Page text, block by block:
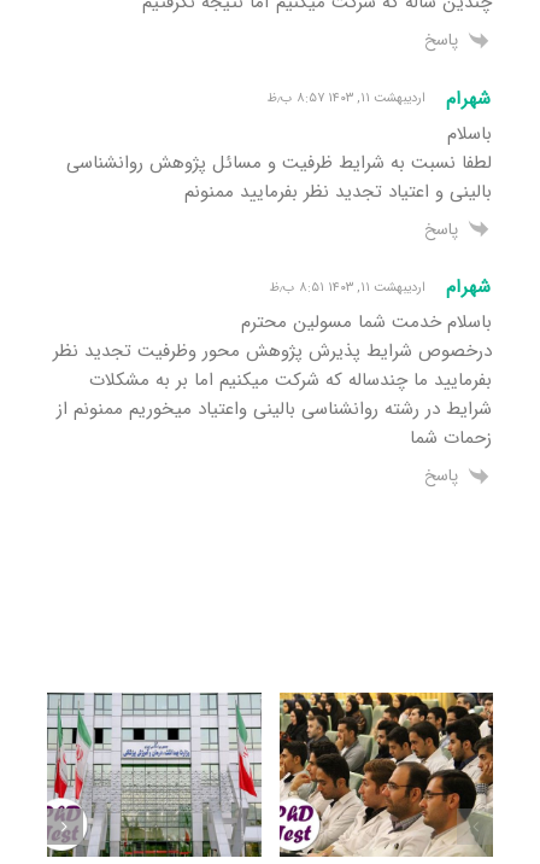
پاسخ
شهرام اردیبهشت ۱۱, ۱۴۰۳ ۸:۵۷ ب٫ظ
باسلام
لطفا نسبت به شرایط ظرفیت و مسائل پژوهش روانشناسی
بالینی و اعتیاد تجدید نظر بفرمایید ممنونم
پاسخ
شهرام اردیبهشت ۱۱, ۱۴۰۳ ۸:۵۱ ب٫ظ
باسلام خدمت شما مسولین محترم
درخصوص شرایط پذیرش پژوهش محور وظرفیت تجدید نظر
بفرمایید ما چندساله که شرکت میکنیم اما بر به مشکلات
شرایط در رشته روانشناسی بالینی واعتیاد میخوریم ممنونم از
زحمات شما
پاسخ